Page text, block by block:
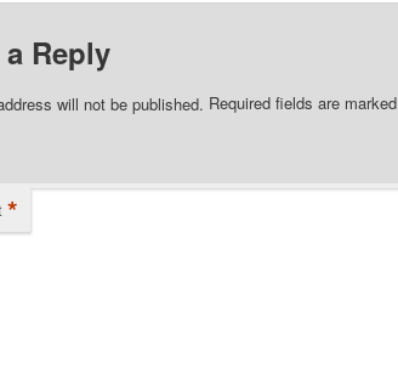
Reply
will not be published. Required fields are marked
*